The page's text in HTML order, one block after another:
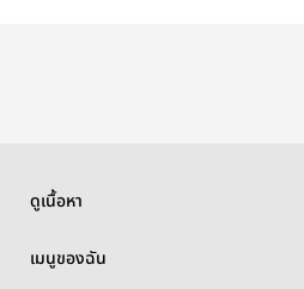
ดูเนื้อหา
เมนูของฉัน